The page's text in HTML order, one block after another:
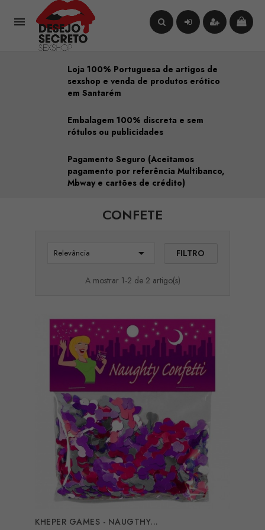

Loja 100% Portuguesa de artigos de
sexshop e venda de produtos erótico
em Santarém
Embalagem 100% discreta e sem
rótulos ou publicidades
Pagamento Seguro (Aceitamos
pagamento por referência Multibanco,
Mbway e cartões de crédito)
CONFETE
Relevância  FILTRO
A mostrar 1-2 de 2 artigo(s)
KHEPER GAMES - NAUGTHY...